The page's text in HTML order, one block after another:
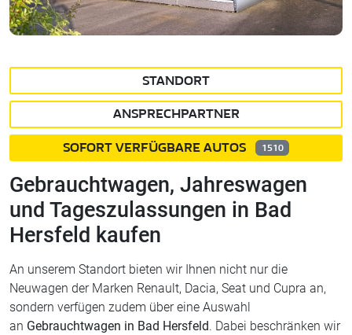
STANDORT
ANSPRECHPARTNER
SOFORT VERFÜGBARE AUTOS 1510
Gebrauchtwagen, Jahreswagen
und Tageszulassungen in Bad
Hersfeld kaufen
An unserem Standort bieten wir Ihnen nicht nur die
Neuwagen der Marken Renault, Dacia, Seat und Cupra an,
sondern verfügen zudem über eine Auswahl
an Gebrauchtwagen in Bad Hersfeld. Dabei beschränken wir